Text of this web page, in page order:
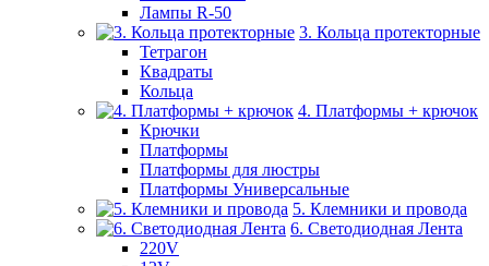
Лампы R-50
3. Кольца протекторные
Тетрагон
Квадраты
Кольца
4. Платформы + крючок
Крючки
Платформы
Платформы для люстры
Платформы Универсальные
5. Клемники и провода
6. Светодиодная Лента
220V